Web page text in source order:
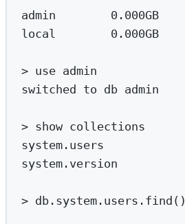
admin
0.000GB
local
        0.000GB
> use admin
switched
to db admin
> show collections
system.users
system.version
> db.system.users.find ()